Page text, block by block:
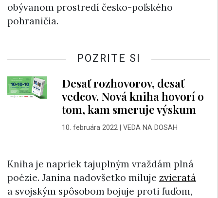
obývanom prostredí česko-poľského
pohraničia.
POZRITE SI
Desať rozhovorov, desať
vedcov. Nová kniha hovorí o
tom, kam smeruje výskum
10. februára 2022| VEDA NA DOSAH
Kniha je napriek tajuplným vraždám plná
poézie. Janina nadovšetko miluje zvieratá
a svojským spôsobom bojuje proti ľuďom,